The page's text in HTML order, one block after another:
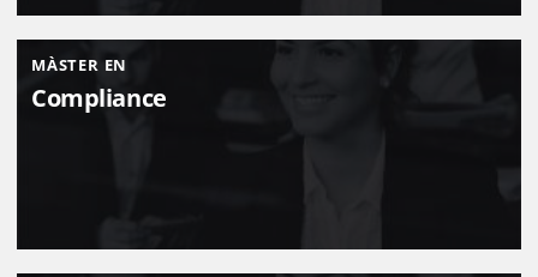
MÀSTER EN
Compliance